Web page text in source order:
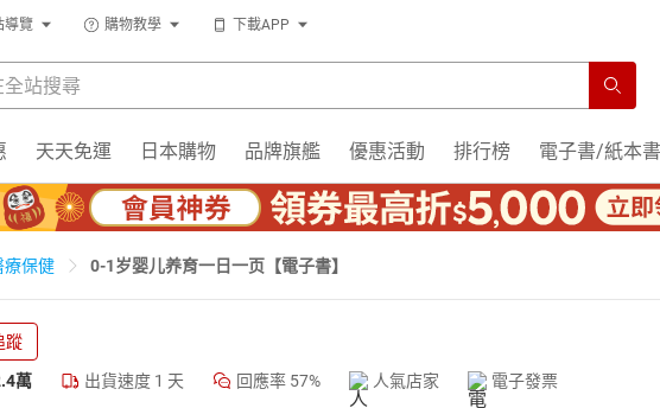
導覽 購物教學 下載APP
天天免運 日本購物 品牌旗艦 優惠活動 排行榜 電子書/紙本書
療保健 0-1岁婴儿养育一日一页【電子書】
蹤
萬 出貨速度 1 天 回應率 57% 人氣店家 電子發票